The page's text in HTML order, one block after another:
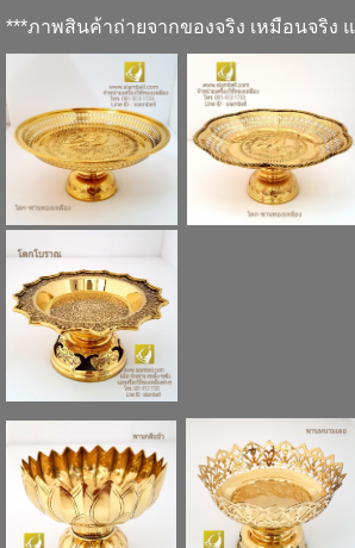
***ภาพสินค้าถ่ายจากของจริง เหมือนจริง